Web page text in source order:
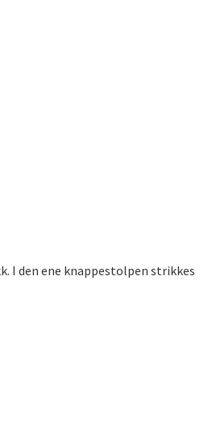
I den ene knappestolpen strikkes